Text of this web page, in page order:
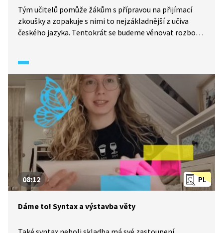
Tým učitelů pomůže žákům s přípravou na přijímací
zkoušky a zopakuje s nimi to nejzákladnější z učiva
českého jazyka. Tentokrát se budeme věnovat rozboru
skladby.
PL
08:12
Dáme to! Syntax a výstavba věty